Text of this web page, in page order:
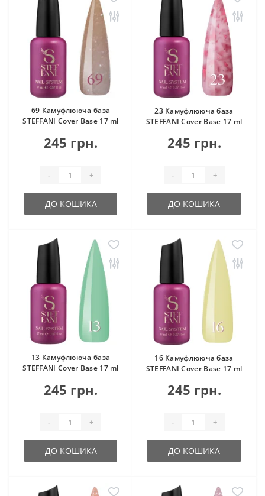
69 Камуфлююча база
STEFFANI Cover Base 17 ml
245 грн.
- +
ДО КОШИКА
23 Камуфлююча база
STEFFANI Cover Base 17 ml
245 грн.
- +
ДО КОШИКА
13 Камуфлююча база
STEFFANI Cover Base 17 ml
245 грн.
- +
ДО КОШИКА
16 Камуфлююча база
STEFFANI Cover Base 17 ml
245 грн.
- +
ДО КОШИКА